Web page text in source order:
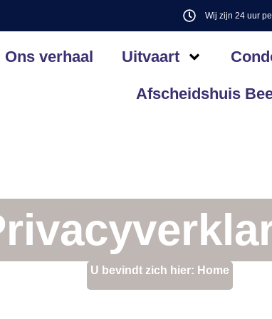
Wij zijn 24 uur
Ons verhaal Uitvaart
Afscheidshuis
U bevindt zich hier: Home